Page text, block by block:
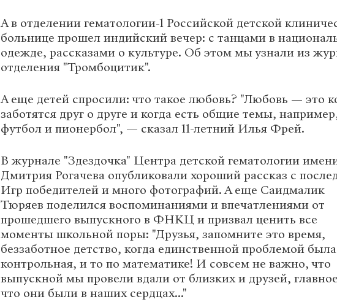
А в отделении гематологии-1 Российской детской
больнице прошел индийский вечер: с танцами в
одежде, рассказами о культуре. Об этом мы узнали из
отделения "Тромбоцитик".
А еще детей спросили: что такое любовь? "Любовь — это
заботятся друг о друге и когда есть общие темы,
футбол и пионербол", — сказал 11-летний Илья Фрей.
В журнале "Здездочка" Центра детской гематологии
Дмитрия Рогачева опубликовали хороший рассказ с
Игр победителей и много фотографий. А еще Саидмалик
Тюряев поделился воспоминаниями и впечатлениями от
прошедшего выпускного в ФНКЦ и призвал ценить все
моменты школьной поры: "Друзья, запомните это время,
беззаботное детство, когда единственной проблемой была
контрольная, и то по математике! И совсем не важно, что
выпускной мы провели вдали от близких и друзей,
что они были в наших сердцах..."